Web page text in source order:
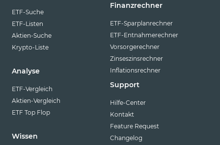
ETF-Suche
ETF-Listen
Aktien-Suche
Krypto-Liste
Analyse
ETF-Vergleich
Aktien-Vergleich
ETF Top Flop
Wissen
Finanzrechner
ETF-Sparplanrechner
ETF-Entnahmerechner
Vorsorgerechner
Zinseszinsrechner
Inflationsrechner
Support
Hilfe-Center
Kontakt
Feature Request
Changelog